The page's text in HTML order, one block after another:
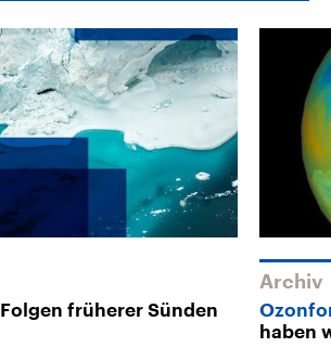
Folgen früherer Sünden
Archiv
haben